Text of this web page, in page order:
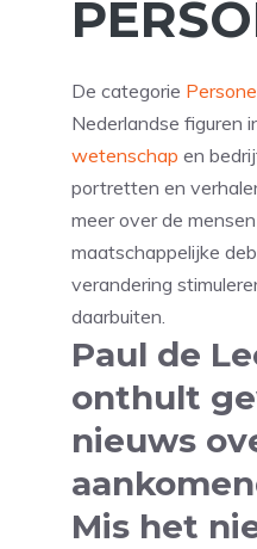
De categorie
Nederlandse figuren
wetenschap en
portretten en
meer over de
maatschappelijke
verandering
daarbuiten.
Paul de
onthult
nieuws
Mis het